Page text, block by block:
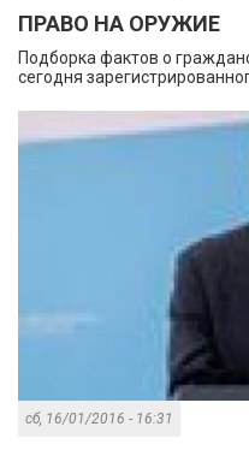
ПРАВО НА ОРУЖИЕ
Подборка фактов о
сегодня
сб, 16/01/2016 - 16:31